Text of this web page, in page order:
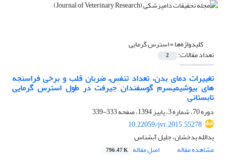
کلیدواژه‌ها =استرس گرمایی
تعداد مقالات: 2
تغییرات دمای بدن، تعداد تنفس، ضربان قلب و برخی فراسنجه
های بیوشیمیسرم گوسفندان جیرفت در طول استرس گرمایی
تابستانی
دوره 70، شماره 3، پاییز 1394، صفحه
333-339
10.22059/jvr.2015.55278
یدالله بدخشان، جلیل آبشناس
مشاهده مقاله
اصل مقاله 796.47 K